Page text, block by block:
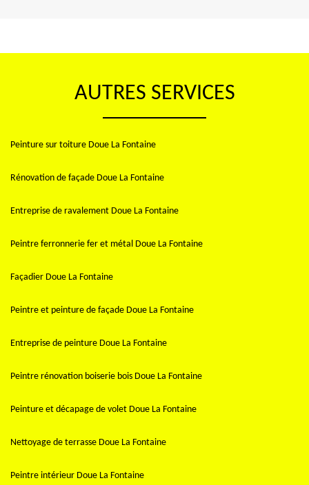
AUTRES SERVICES
Peinture sur toiture Doue La Fontaine
Rénovation de façade Doue La Fontaine
Entreprise de ravalement Doue La Fontaine
Peintre ferronnerie fer et métal Doue La Fontaine
Façadier Doue La Fontaine
Peintre et peinture de façade Doue La Fontaine
Entreprise de peinture Doue La Fontaine
Peintre rénovation boiserie bois Doue La Fontaine
Peinture et décapage de volet Doue La Fontaine
Nettoyage de terrasse Doue La Fontaine
Peintre intérieur Doue La Fontaine